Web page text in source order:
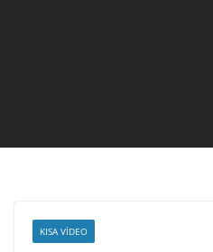
KISA VIDEO